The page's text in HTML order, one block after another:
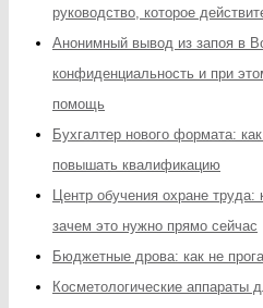
руководство, которое
Анонимный вывод из запоя в
конфиденциальность и при
помощь
Бухгалтер нового формата:
повышать квалификацию
Центр обучения охране труда:
зачем это нужно прямо сейчас
Бюджетные дрова: как не
Косметологические аппараты